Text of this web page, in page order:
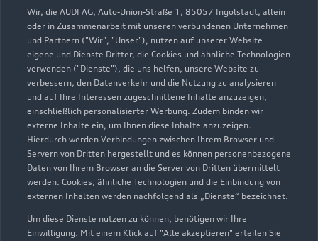
Wir, die AUDI AG, Auto-Union-Straße 1, 85057 Ingolstadt, allein
oder in Zusammenarbeit mit unseren verbundenen Unternehmen
und Partnern ("Wir", "Unser"), nutzen auf unserer Website
eigene und Dienste Dritter, die Cookies und ähnliche Technologien
verwenden ("Dienste"), die uns helfen, unsere Website zu
verbessern, den Datenverkehr und die Nutzung zu analysieren
und auf Ihre Interessen zugeschnittene Inhalte anzuzeigen,
einschließlich personalisierter Werbung. Zudem binden wir
externe Inhalte ein, um Ihnen diese Inhalte anzuzeigen.
Hierdurch werden Verbindungen zwischen Ihrem Browser und
Servern von Dritten hergestellt und es können personenbezogene
Daten von Ihrem Browser an die Server von Dritten übermittelt
werden. Cookies, ähnliche Technologien und die Einbindung von
externen Inhalten werden nachfolgend als „Dienste“ bezeichnet.
Um diese Dienste nutzen zu können, benötigen wir Ihre
Einwilligung. Mit einem Klick auf "Alle akzeptieren" erteilen Sie
Beeskowdamm 2
14167 Berlin
030 666077600